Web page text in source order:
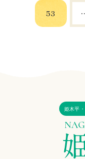
53
姫木平